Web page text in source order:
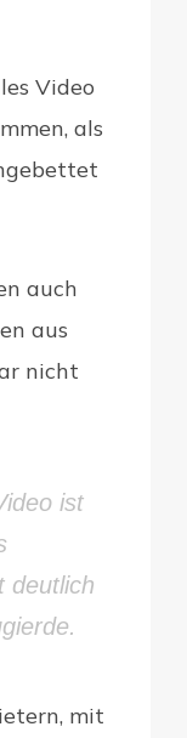
Video
als
auch
aus
nicht
ist
deutlich
mit